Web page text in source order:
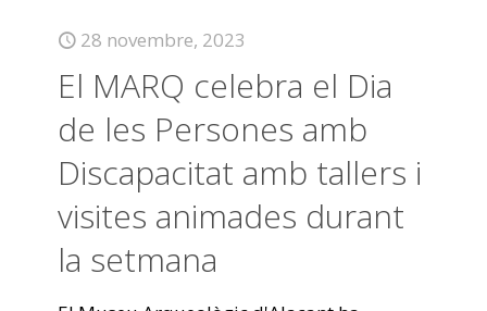
28 novembre, 2023
El MARQ celebra el Dia
de les Persones amb
Discapacitat amb tallers i
visites animades durant
la setmana